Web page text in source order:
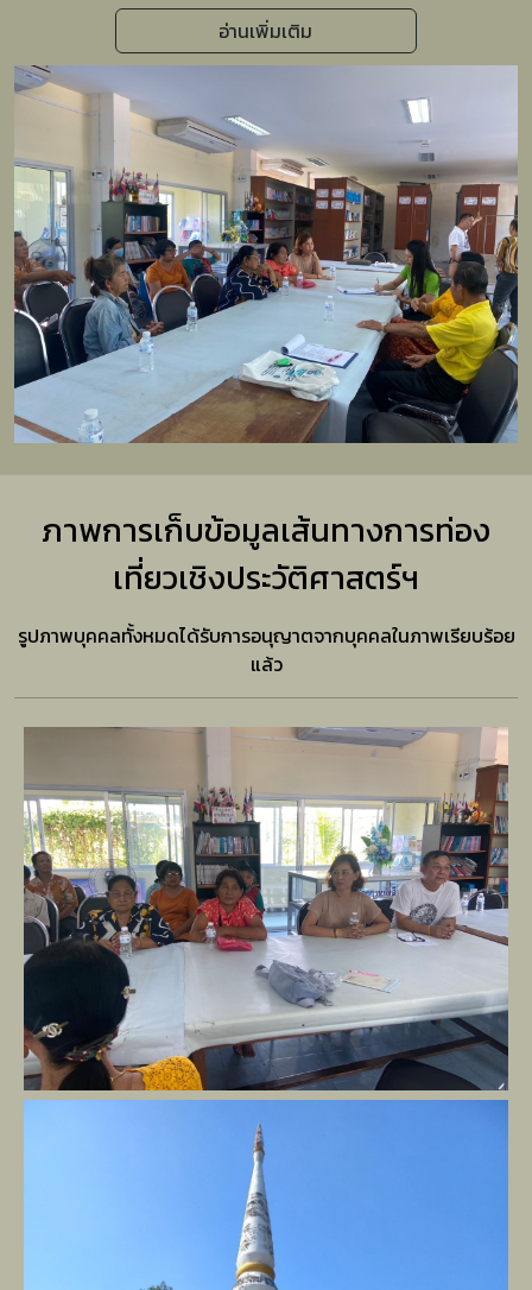
อ่านเพิ่มเติม
ภาพการเก็บข้อมูลเส้นทางการท่อง
เที่ยวเชิงประวัติศาสตร์ฯ
รูปภาพบุคคลทั้งหมดได้รับการอนุญาตจากบุคคลในภาพเรียบร้อย
แล้ว